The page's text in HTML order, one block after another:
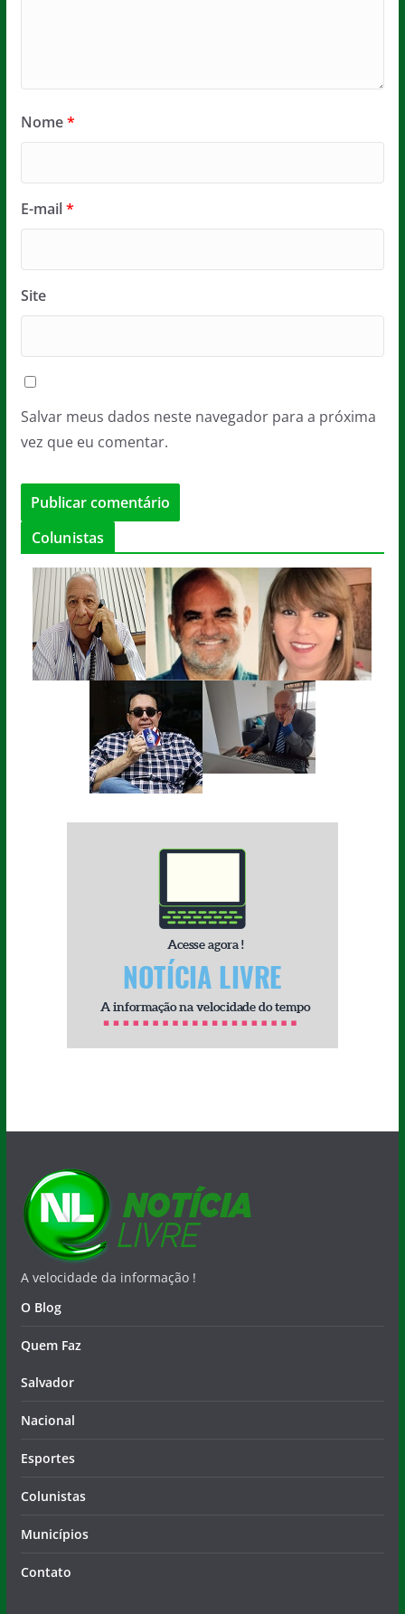
Nome*
E-mail*
Site
Salvar meus dados neste navegador para a próxima
vez que eu comentar.
Colunistas
A velocidade da informação !
O Blog
Quem Faz
Salvador
Nacional
Esportes
Colunistas
Municípios
Contato